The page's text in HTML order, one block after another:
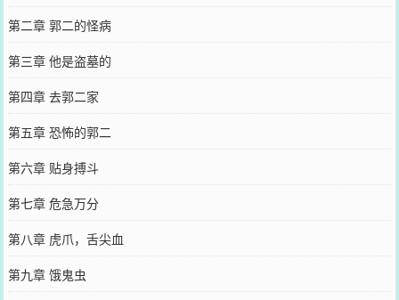
第二章 郭二的怪病
第三章 他是盗墓的
第四章 去郭二家
第五章 恐怖的郭二
第六章 贴身搏斗
第七章 危急万分
第八章 虎爪，舌尖血
第九章 饿鬼虫